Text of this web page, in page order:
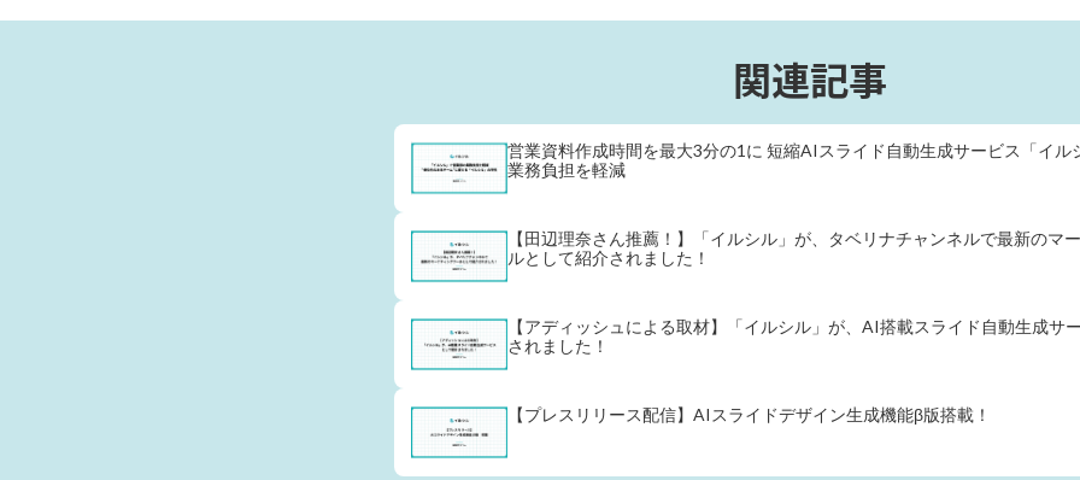
関連記事
営業資料作成時間を最大3分の1に 短縮AIスライド自動生成サービス「イル
業務負担を軽減
【田辺理奈さん推薦！】「イルシル」が、タベリナチャンネルで最新のマ
ルとして紹介されました！
【アディッシュによる取材】「イルシル」が、AI搭載スライド自動生成サ
されました！
【プレスリリース配信】AIスライドデザイン生成機能β版搭載！